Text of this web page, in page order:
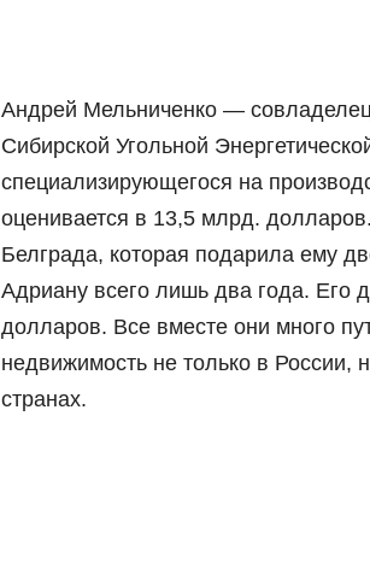
Андрей Мельниченко —
Сибирской Угольной
специализирующегося на
оценивается в 13,5 млрд.
Белграда, которая подарила ему
Адриану всего лишь два года. Его
долларов. Все вместе они много
недвижимость не только в России,
странах.